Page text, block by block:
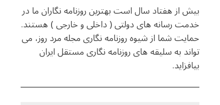
بیش از هفتاد سال است بهترین روزنامه نگاران ما در
خدمت رسانه های دولتی ( داخلی و خارجی ) هستند.
حمایت شما از شیوه روزنامه نگاری مجله مرد روز، می
تواند به سلیقه های روزنامه نگاری مستقل ایران
بیافزاید.